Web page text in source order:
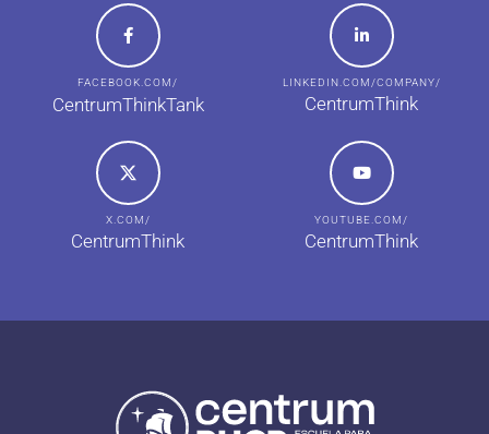
FACEBOOK.COM/
CentrumThinkTank
LINKEDIN.COM/COMPANY/
CentrumThink
X.COM/
CentrumThink
YOUTUBE.COM/
CentrumThink